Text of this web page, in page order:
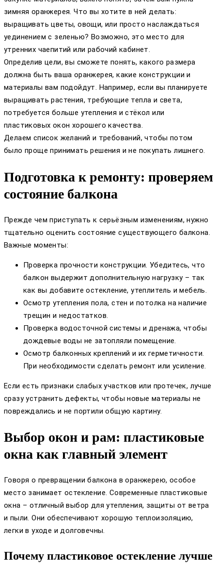
зимняя оранжерея. Что вы хотите в ней делать:
выращивать цветы, овощи, или просто наслаждаться
уединением с зеленью? Возможно, это место для
утренних чаепитий или рабочий кабинет.
Определив цели, вы сможете понять, какого размера
должна быть ваша оранжерея, какие конструкции и
материалы вам подойдут. Например, если вы планируете
выращивать растения, требующие тепла и света,
потребуется больше утепления и стёкол или
пластиковых окон хорошего качества.
Делаем список желаний и требований, чтобы потом
было проще принимать решения и не покупать лишнего.
Подготовка к ремонту: проверяем
состояние балкона
Прежде чем приступать к серьёзным изменениям, нужно
тщательно оценить состояние существующего балкона.
Важные моменты:
Проверка прочности конструкции. Убедитесь, что
балкон выдержит дополнительную нагрузку – так
как вы добавите остекление, утеплитель и мебель.
Осмотр утепления пола, стен и потолка на наличие
трещин и недостатков.
Проверка водосточной системы и дренажа, чтобы
дождевые воды не затопляли помещение.
Осмотр балконных креплений и их герметичности.
При необходимости сделать ремонт или усиление.
Если есть признаки слабых участков или протечек, лучше
сразу устранить дефекты, чтобы новые материалы не
повреждались и не портили общую картину.
Выбор окон и рам: пластиковые
окна как главный элемент
Говоря о превращении балкона в оранжерею, особое
место занимает остекление. Современные пластиковые
окна – отличный выбор для утепления, защиты от ветра
и пыли. Они обеспечивают хорошую теплоизоляцию,
легки в уходе и долговечны.
Почему пластиковое остекление лучше